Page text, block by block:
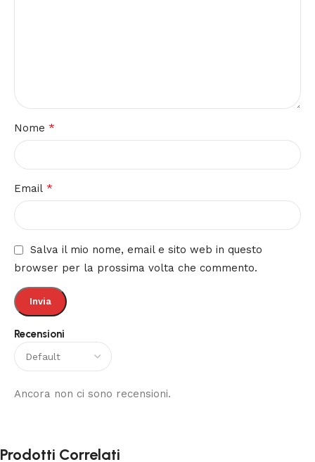
Recensioni
Ancora non ci sono recensioni.
Nome *
Email *
Salva il mio nome, email e sito web in questo
browser per la prossima volta che commento.
Prodotti Correlati